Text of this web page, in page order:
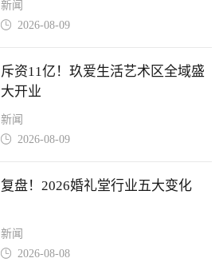
新闻
 2026-08-09
斥资11亿！玖爱生活艺术区全域盛
大开业
新闻
 2026-08-09
复盘！2026婚礼堂行业五大变化
新闻
 2026-08-08